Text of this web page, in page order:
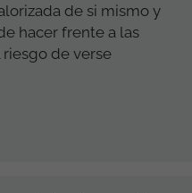
de si mismo y
hacer frente a las
de verse